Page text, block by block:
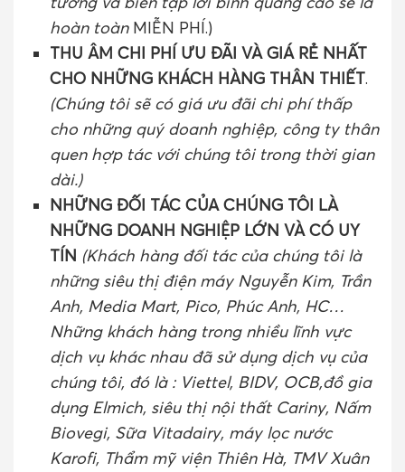
hoàn toàn MIỄN PHÍ.)
THU ÂM CHI PHÍ ƯU ĐÃI VÀ GIÁ RẺ NHẤT
CHO NHỮNG KHÁCH HÀNG THÂN THIẾT.
(Chúng tôi sẽ có giá ưu đãi chi phí thấp
cho những quý doanh nghiệp, công ty thân
quen hợp tác với chúng tôi trong thời gian
dài.)
NHỮNG ĐỐI TÁC CỦA CHÚNG TÔI LÀ
NHỮNG DOANH NGHIỆP LỚN VÀ CÓ UY
TÍN (Khách hàng đối tác của chúng tôi là
những siêu thị điện máy Nguyễn Kim, Trần
Anh, Media Mart, Pico, Phúc Anh, HC…
Những khách hàng trong nhiều lĩnh vực
dịch vụ khác nhau đã sử dụng dịch vụ của
chúng tôi, đó là : Viettel, BIDV, OCB,đồ gia
dụng Elmich, siêu thị nội thất Cariny, Nấm
Biovegi, Sữa Vitadairy, máy lọc nước
Karofi, Thẩm mỹ viện Thiên Hà, TMV Xuân